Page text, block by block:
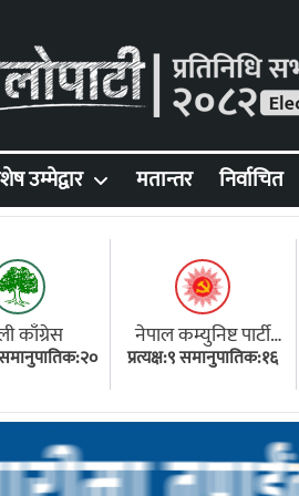
उम्मेद्वार मतान्तर निर्वाचित
काँग्रेस
समानुपातिक:२०
नेपाल कम्युनिष्ट पार्टी
(एमाले)
प्रत्यक्ष:९ समानुपातिक:१६